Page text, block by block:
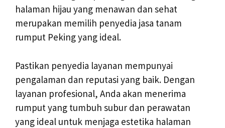
halaman hijau yang menawan dan sehat
merupakan memilih penyedia jasa tanam
rumput Peking yang ideal.
Pastikan penyedia layanan mempunyai
pengalaman dan reputasi yang baik. Dengan
layanan profesional, Anda akan menerima
rumput yang tumbuh subur dan perawatan
yang ideal untuk menjaga estetika halaman